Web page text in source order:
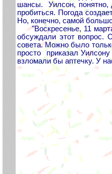
шансы. Уилсон, понятно,
пробиться. Погода
Но, конечно, самой
"Воскресенье, 11
обсуждали этот вопрос.
совета. Можно было
просто приказал
взломали бы аптечку. У